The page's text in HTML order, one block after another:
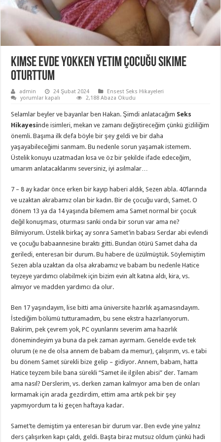
Kimse Evde Yokken Yetim Çocuğu Sikime
Oturttum
admin 24 Şubat 2024
Ensest Seks Hikayeleri
Kimse
Yetim
Çocuğu
Sikime
Oturttum
yorumlar kapalı 2,188 Abaza Okudu
Selamlar beyler ve bayanlar ben Hakan. Şimdi anlatacağım Seks
Hikayesinde isimleri, mekan ve zamanı değiştireceğim çünkü gizliliğim
önemli. Başıma ilk defa böyle bir şey geldi ve bir daha
yaşayabileceğimi sanmam. Bu nedenle sorun yaşamak istemem.
Üstelik konuyu uzatmadan kısa ve öz bir şekilde ifade edeceğim,
umarım anlatacaklarımı seversiniz, iyi asılmalar…
7 – 8 ay kadar önce erken bir kayıp haberi aldık, Sezen abla. 40’larında
ve uzaktan akrabamız olan bir kadın. Bir de çocuğu vardı, Samet. O
dönem 13 ya da 14 yaşında bilemem ama Samet normal bir çocuk
değil konuşması, oturması sanki onda bir sorun var ama ne?
Bilmiyorum. Üstelik birkaç ay sonra Samet’in babası Serdar abi evlendi
ve çocuğu babaannesine bıraktı gitti. Bundan ötürü Samet daha da
geriledi, enteresan bir durum. Bu habere de üzülmüştük. Söylemiştim
Sezen abla uzaktan da olsa akrabamız ve babam bu nedenle Hatice
teyzeye yardımcı olabilmek için bizim evin alt katına aldı, kira, vs.
almıyor ve madden yardımcı da olur.
Ben 17 yaşındayım, lise bitti ama üniversite hazırlık aşamasındayım.
İstediğim bölümü tutturamadım, bu sene ekstra hazırlanıyorum.
Bakirim, pek çevrem yok, PC oyunlarını severim ama hazırlık
dönemindeyim ya buna da pek zaman ayırmam. Genelde evde tek
olurum (e ne de olsa annem de babam da memur), çalışırım, vs. e tabi
bu dönem Samet sürekli bize gelip – gidiyor. Annem, babam, hatta
Hatice teyzem bile bana sürekli “Samet ile ilgilen abisi” der. Tamam
ama nasıl? Derslerim, vs. derken zaman kalmıyor ama ben de onları
kırmamak için arada gezdirdim, ettim ama artık pek bir şey
yapmıyordum ta ki geçen haftaya kadar.
Samet’te demiştim ya enteresan bir durum var. Ben evde yine yalnız
ders çalışırken kapı çaldı, geldi. Başta biraz mutsuz oldum çünkü hadi